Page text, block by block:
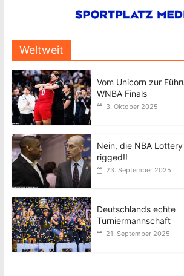
Weltweit
Vom Unicorn zur
WNBA Finals
3. Oktober 2025
Nein, die NBA
rigged!!
23. September 2025
Deutschlands echte
Turniermannschaft
21. September 2025